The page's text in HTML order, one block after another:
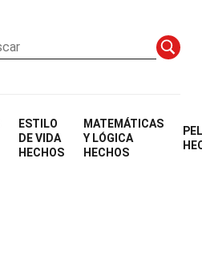
ESTILO
DE VIDA
HECHOS
MATEMÁTICAS
Y LÓGICA
HECHOS